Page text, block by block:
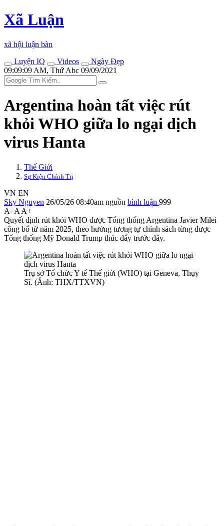
Xã Luận
xã hội luận bàn
Luyện IQ
Videos
Ngày Đẹp
09:09:09 AM, Thứ Abc 09/09/2021
Argentina hoàn tất việc rút
khỏi WHO giữa lo ngại dịch
virus Hanta
Thế Giới
Sự Kiện Chính Trị
VN EN
Sky Nguyen 26/05/26 08:40am nguồn bình luận 999
A- A A+
Quyết định rút khỏi WHO được Tổng thống Argentina Javier Milei
công bố từ năm 2025, theo hướng tương tự chính sách từng được
Tổng thống Mỹ Donald Trump thúc đẩy trước đây.
Trụ sở Tổ chức Y tế Thế giới (WHO) tại Geneva, Thụy
Sĩ. (Ảnh: THX/TTXVN)